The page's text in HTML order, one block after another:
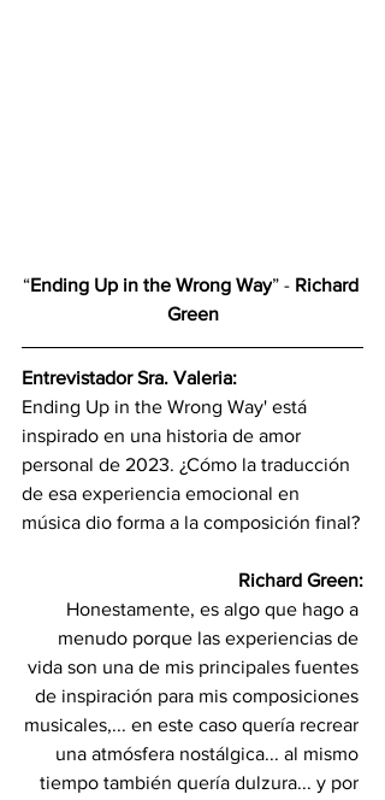
“Ending Up in the Wrong Way” - Richard
Green
Entrevistador Sra. Valeria:
Ending Up in the Wrong Way' está
inspirado en una historia de amor
personal de 2023. ¿Cómo la traducción
de esa experiencia emocional en
música dio forma a la composición final?
Richard Green:
Honestamente, es algo que hago a
menudo porque las experiencias de
vida son una de mis principales fuentes
de inspiración para mis composiciones
musicales,... en este caso quería recrear
una atmósfera nostálgica... al mismo
tiempo también quería dulzura... y por